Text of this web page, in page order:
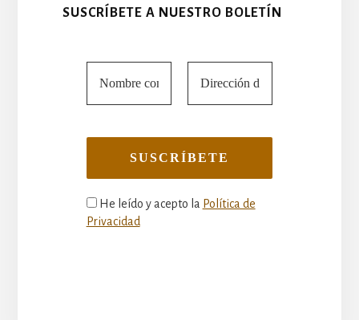
SUSCRÍBETE A NUESTRO BOLETÍN
He leído y acepto la Política de
Privacidad